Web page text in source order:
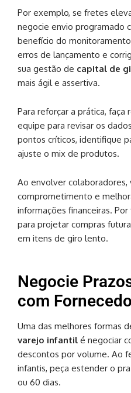
Por exemplo, se fretes
negocie envio programado
benefício do
erros de lançamento e
sua gestão de capital de
mais ágil e assertiva.
Para reforçar a prática, faça
equipe para revisar os
pontos críticos, identifique
ajuste o mix de produtos.
Ao envolver colaboradores,
comprometimento e
informações financeiras.
para projetar compras
em itens de giro lento.
Negocie
com
Uma das melhores formas
varejo infantil é negociar
descontos por volume. Ao
infantis, peça estender o
ou 60 dias.